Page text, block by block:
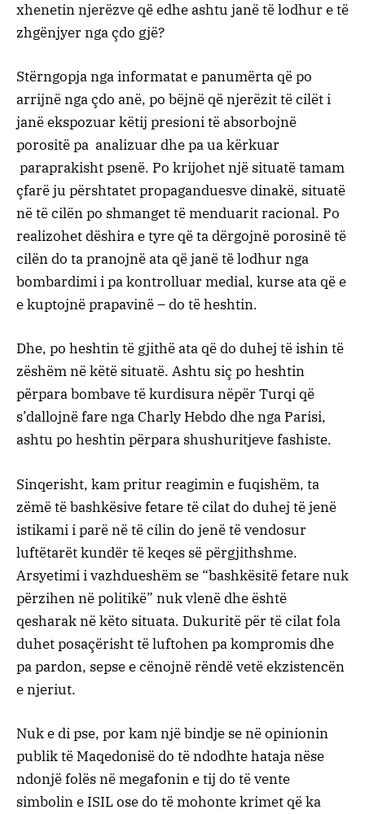
xhenetin njerëzve që edhe ashtu janë të lodhur e të
zhgënjyer nga çdo gjë?
Stërngopja nga informatat e panumërta që po
arrijnë nga çdo anë, po bëjnë që njerëzit të cilët i
janë ekspozuar këtij presioni të absorbojnë
porositë pa analizuar dhe pa ua kërkuar
paraprakisht psenë. Po krijohet një situatë tamam
çfarë ju përshtatet propaganduesve dinakë, situatë
në të cilën po shmanget të menduarit racional. Po
realizohet dëshira e tyre që ta dërgojnë porosinë të
cilën do ta pranojnë ata që janë të lodhur nga
bombardimi i pa kontrolluar medial, kurse ata që e
e kuptojnë prapavinë – do të heshtin.
Dhe, po heshtin të gjithë ata që do duhej të ishin të
zëshëm në këtë situatë. Ashtu siç po heshtin
përpara bombave të kurdisura nëpër Turqi që
s’dallojnë fare nga Charly Hebdo dhe nga Parisi,
ashtu po heshtin përpara shushuritjeve fashiste.
Sinqerisht, kam pritur reagimin e fuqishëm, ta
zëmë të bashkësive fetare të cilat do duhej të jenë
istikami i parë në të cilin do jenë të vendosur
luftëtarët kundër të keqes së përgjithshme.
Arsyetimi i vazhdueshëm se “bashkësitë fetare nuk
përzihen në politikë” nuk vlenë dhe është
qesharak në këto situata. Dukuritë për të cilat fola
duhet posaçërisht të luftohen pa kompromis dhe
pa pardon, sepse e cënojnë rëndë vetë ekzistencën
e njeriut.
Nuk e di pse, por kam një bindje se në opinionin
publik të Maqedonisë do të ndodhte hataja nëse
ndonjë folës në megafonin e tij do të vente
simbolin e ISIL ose do të mohonte krimet që ka